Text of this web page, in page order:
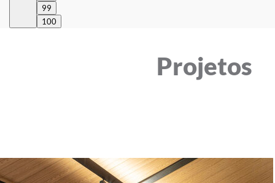
99
100
Projetos